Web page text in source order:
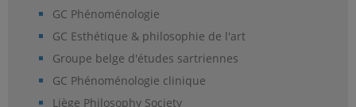
GC Phénoménologie
GC Esthétique & philosophie de l'art
Groupe belge d'études sartriennes
GC Phénoménologie clinique
Liège Philosophy Society